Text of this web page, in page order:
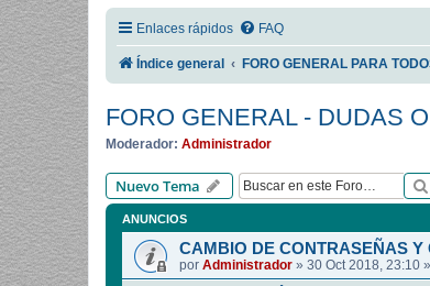
Enlaces rápidos FAQ
Índice general FORO GENERAL PARA
FORO GENERAL - DUDAS
Moderador: Administrador
Nuevo Tema
ANUNCIOS
CAMBIO DE CONTRASEÑAS Y
por Administrador » 30 Oct 2018, 23:10